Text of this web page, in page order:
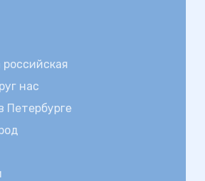
нас
Петербурге